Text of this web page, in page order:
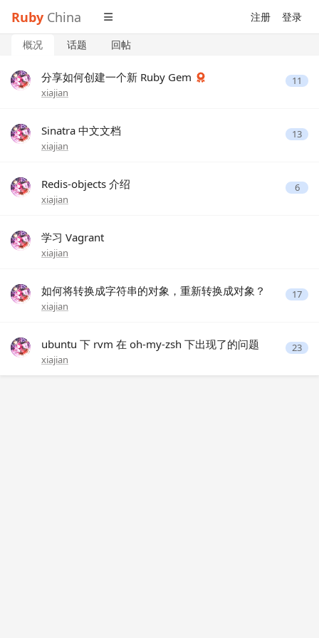
Ruby China 注册 登录
概况 话题 回帖
分享如何创建一个新 Ruby Gem
xiajian
11
Sinatra 中文文档
xiajian
13
Redis-objects 介绍
xiajian
6
学习 Vagrant
xiajian
如何将转换成字符串的对象，重新转换成对象？
xiajian
17
ubuntu 下 rvm 在 oh-my-zsh 下出现了的问题
xiajian
23